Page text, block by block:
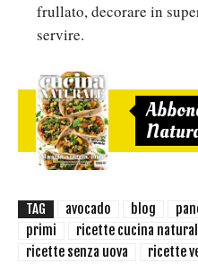
frullato, decorare in
servire.
TAG avocado blog
primi
ricette cucina
ricette senza uova
ricette